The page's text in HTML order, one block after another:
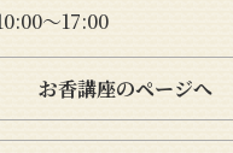
〜17:00
お香講座のページへ